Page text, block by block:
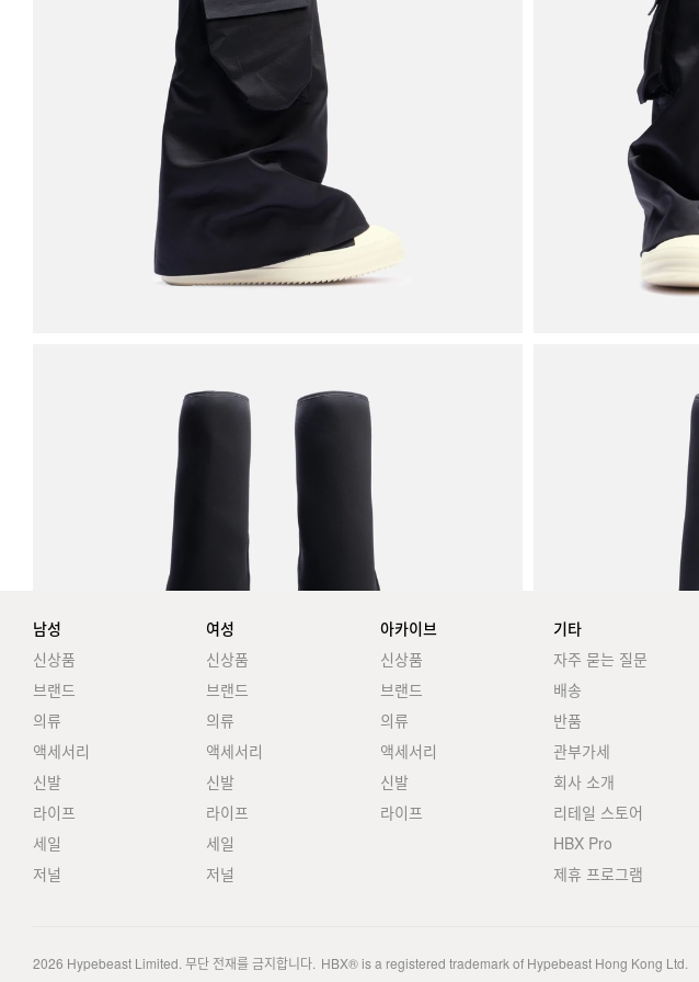
남성
신상품
브랜드
의류
액세서리
신발
라이프
세일
저널
여성
신상품
브랜드
의류
액세서리
신발
라이프
세일
저널
아카이브
신상품
브랜드
의류
액세서리
신발
라이프
기타
자주 묻는 질문
배송
반품
관부가세
회사 소개
리테일 스토어
HBX Pro
제휴 프로그램
2026 Hypebeast Limited. 무단 전재를 금지합니다. HBX® is a registered trademark of Hypebeast Hong Kong Ltd.